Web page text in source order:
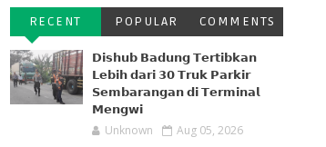
RECENT POPULAR COMMENTS
𝗗𝗶𝘀𝗵𝘂𝗯 𝗕𝗮𝗱𝘂𝗻𝗴 𝗧𝗲𝗿𝘁𝗶𝗯𝗸𝗮𝗻
𝗟𝗲𝗯𝗶𝗵 𝗱𝗮𝗿𝗶 𝟯𝟬 𝗧𝗿𝘂𝗸 𝗣𝗮𝗿𝗸𝗶𝗿
𝗦𝗲𝗺𝗯𝗮𝗿𝗮𝗻𝗴𝗮𝗻 𝗱𝗶 𝗧𝗲𝗿𝗺𝗶𝗻𝗮𝗹
𝗠𝗲𝗻𝗴𝘄𝗶
Unknown Aug 05, 2026